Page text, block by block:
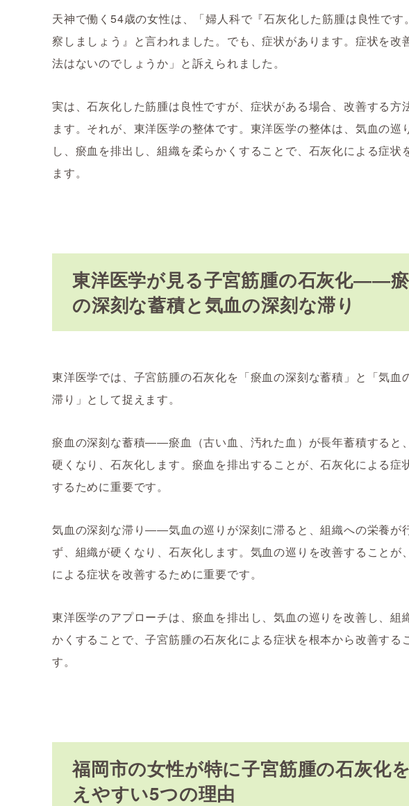
天神で働く54歳の女性は、「婦人科で『石灰化した筋腫は良性です
察しましょう』と言われました。でも、症状があります。症状を改
法はないのでしょうか」と訴えられました。
実は、石灰化した筋腫は良性ですが、症状がある場合、改善する方
ます。それが、東洋医学の整体です。東洋医学の整体は、気血の巡
し、瘀血を排出し、組織を柔らかくすることで、石灰化による症状
ます。
東洋医学が見る子宮筋腫の石灰化――
の深刻な蓄積と気血の深刻な滞り
東洋医学では、子宮筋腫の石灰化を「瘀血の深刻な蓄積」と「気血
滞り」として捉えます。
瘀血の深刻な蓄積――瘀血（古い血、汚れた血）が長年蓄積すると
硬くなり、石灰化します。瘀血を排出することが、石灰化による症
するために重要です。
気血の深刻な滞り――気血の巡りが深刻に滞ると、組織への栄養が
ず、組織が硬くなり、石灰化します。気血の巡りを改善することが
による症状を改善するために重要です。
東洋医学のアプローチは、瘀血を排出し、気血の巡りを改善し、組
かくすることで、子宮筋腫の石灰化による症状を根本から改善する
す。
福岡市の女性が特に子宮筋腫の石灰化
えやすい5つの理由